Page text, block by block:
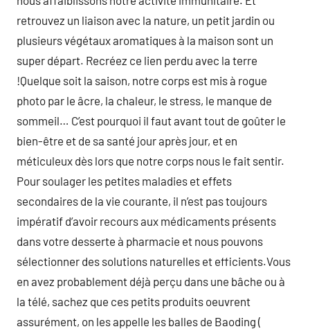
retrouvez un liaison avec la nature, un petit jardin ou
plusieurs végétaux aromatiques à la maison sont un
super départ. Recréez ce lien perdu avec la terre
!Quelque soit la saison, notre corps est mis à rogue
photo par le âcre, la chaleur, le stress, le manque de
sommeil… C’est pourquoi il faut avant tout de goûter le
bien-être et de sa santé jour après jour, et en
méticuleux dès lors que notre corps nous le fait sentir.
Pour soulager les petites maladies et effets
secondaires de la vie courante, il n’est pas toujours
impératif d’avoir recours aux médicaments présents
dans votre desserte à pharmacie et nous pouvons
sélectionner des solutions naturelles et efficients.Vous
en avez probablement déjà perçu dans une bâche ou à
la télé, sachez que ces petits produits oeuvrent
assurément, on les appelle les balles de Baoding (